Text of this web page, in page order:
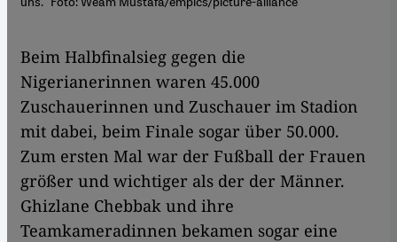
Beim Halbfinalsieg gegen die
Nigerianerinnen waren 45.000
Zuschauerinnen und Zuschauer im Stadion
mit dabei, beim Finale sogar über 50.000.
Zum ersten Mal war der Fußball der Frauen
größer und wichtiger als der der Männer.
Ghizlane Chebbak und ihre
Teamkameradinnen bekamen sogar eine